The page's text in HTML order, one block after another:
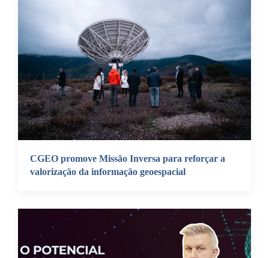
CGEO promove Missão Inversa para reforçar a
valorização da informação geoespacial